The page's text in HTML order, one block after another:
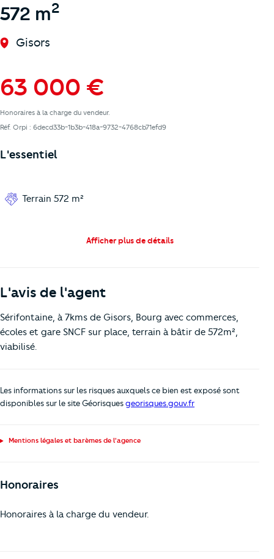
572 m2
Gisors
63 000 €
Honoraires à la charge du vendeur.
Réf. Orpi : 6decd33b-1b3b-418a-9732-4768cb71efd9
L'essentiel
Terrain 572 m²
Afficher plus de détails
L'avis de l'agent
Sérifontaine, à 7kms de Gisors, Bourg avec commerces,
écoles et gare SNCF sur place, terrain à bâtir de 572m²,
viabilisé.
Les informations sur les risques auxquels ce bien est exposé sont
disponibles sur le site Géorisquesgeorisques.gouv.fr
Mentions légales et barèmes de l'agence
Honoraires
Honoraires à la charge du vendeur.